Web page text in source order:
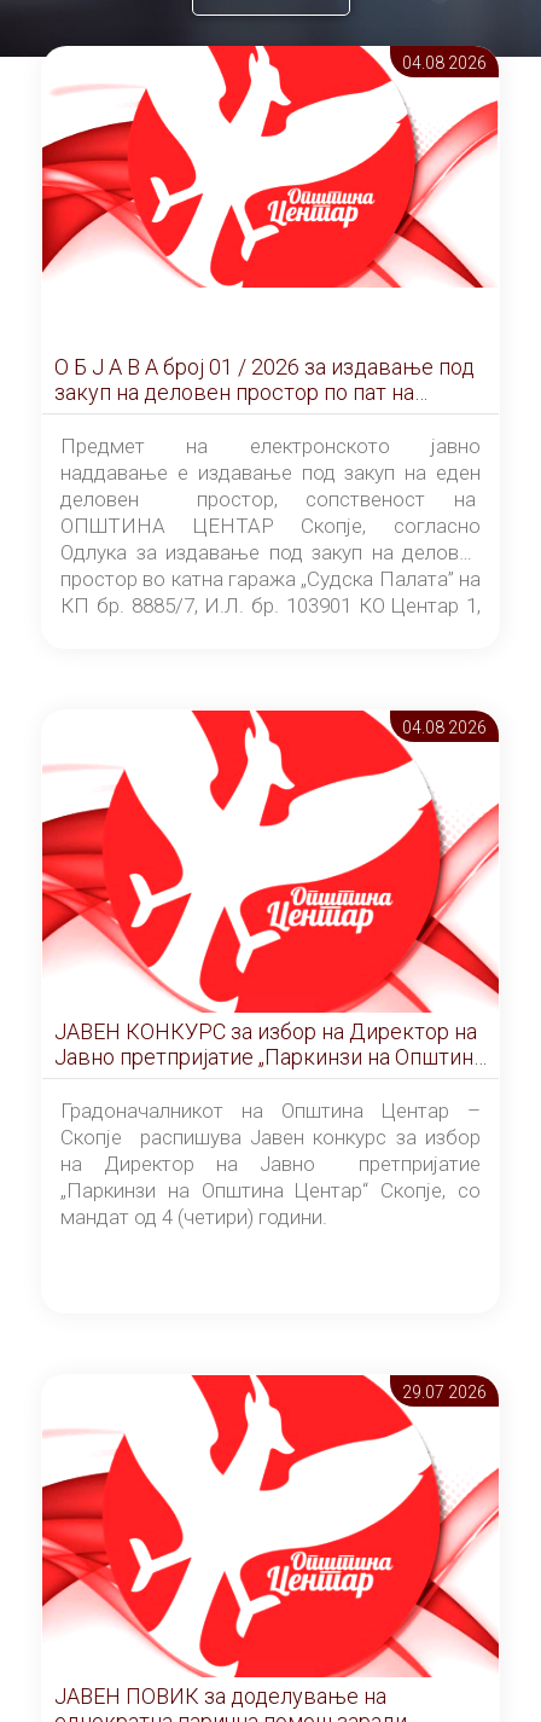
04.08 2026
О Б Ј А В А брoj 01 / 2026 за издавање под
закуп на деловен простор по пат на
ЕЛЕКТРОНСКО ЈАВНО НАДДАВАЊЕ
Предмет на електронското јавно
наддавање е издавање под закуп на еден
деловен простор, сопственост на
ОПШТИНА ЦЕНТАР Скопје, согласно
Одлука за издавање под закуп на деловен
простор во катна гаража „Судска Палата” на
КП бр. 8885/7, И.Л. бр. 103901 КО Центар 1,
Скопје” број 9/2026), за времетраење од 3
(три) години од денот на потпишувањето на
Договорот за закуп со најповолниот
понудувач.
04.08 2026
ЈАВЕН КОНКУРС за избор на Директор на
Јавно претпријатие „Паркинзи на Општина
Центар“ – Скопје
Градоначалникот на Општина Центар –
Скопје распишува Јавен конкурс за избор
на Директор на Јавно претпријатие
„Паркинзи на Општина Центар“ Скопје, со
мандат од 4 (четири) години.
29.07 2026
ЈАВЕН ПОВИК за доделување на